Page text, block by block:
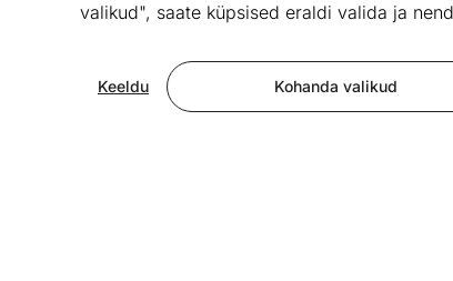
valikud", saate küpsised eraldi valida ja
Kohanda valikud
Keeldu